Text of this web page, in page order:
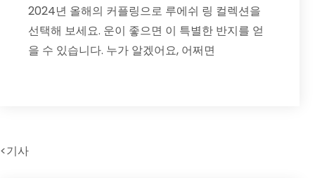
2024년 올해의 커플링으로 루에쉬 링 컬렉션을
선택해 보세요. 운이 좋으면 이 특별한 반지를 얻
을 수 있습니다. 누가 알겠어요, 어쩌면
<기사